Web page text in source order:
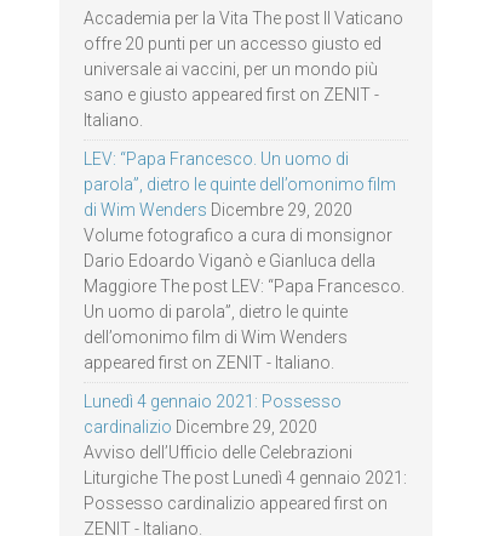
Accademia per la Vita The post Il Vaticano
offre 20 punti per un accesso giusto ed
universale ai vaccini, per un mondo più
sano e giusto appeared first on ZENIT -
Italiano.
LEV: “Papa Francesco. Un uomo di
parola”, dietro le quinte dell’omonimo film
di Wim Wenders Dicembre 29, 2020
Volume fotografico a cura di monsignor
Dario Edoardo Viganò e Gianluca della
Maggiore The post LEV: “Papa Francesco.
Un uomo di parola”, dietro le quinte
dell’omonimo film di Wim Wenders
appeared first on ZENIT - Italiano.
Lunedì 4 gennaio 2021: Possesso
cardinalizio Dicembre 29, 2020
Avviso dell’Ufficio delle Celebrazioni
Liturgiche The post Lunedì 4 gennaio 2021:
Possesso cardinalizio appeared first on
ZENIT - Italiano.